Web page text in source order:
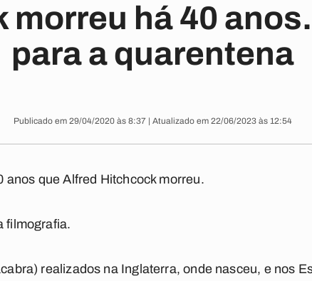
há 40
para a quarentena
Publicado em 29/04/2020 às 8:37 | Atualizado em 22/06/2023 às 12:54
anos que Alfred Hitchcock morreu.
filmografia.
) realizados na Inglaterra, onde nasceu, e nos